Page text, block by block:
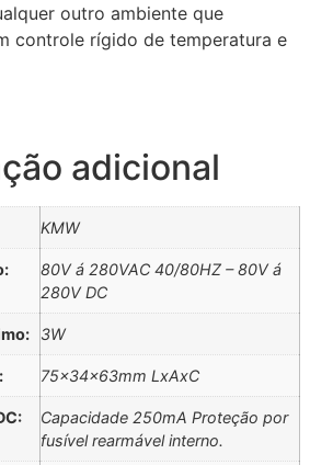
powered by
outro ambiente que
controle rígido de temperatura e
adicional
KMW
80V á 280VAC 40/80HZ – 80V á
280V DC
3W
75x34x63mm LxAxC
Capacidade 250mA Proteção por
fusível rearmável interno.